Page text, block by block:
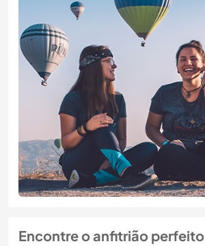
Encontre o anfitrião perfeito